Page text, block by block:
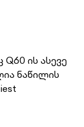
ის ასევე
ნაწილის